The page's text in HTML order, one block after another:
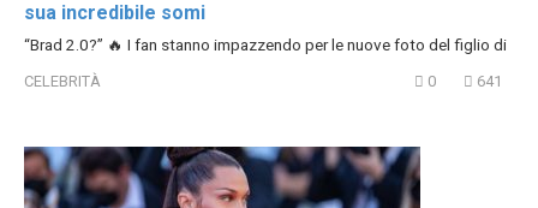
sua incredibile somi
“Brad 2.0?” 🔥 I fan stanno impazzendo per le nuove foto del figlio di
CELEBRITÀ 0 641